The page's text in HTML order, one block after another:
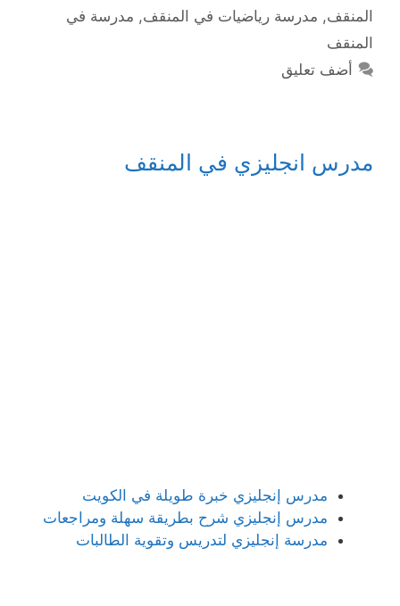
المنقف, مدرسة رياضيات في المنقف, مدرسة في
المنقف
أضف تعليق
مدرس انجليزي في المنقف
مدرس إنجليزي خبرة طويلة في الكويت
مدرس إنجليزي شرح بطريقة سهلة ومراجعات
مدرسة إنجليزي لتدريس وتقوية الطالبات